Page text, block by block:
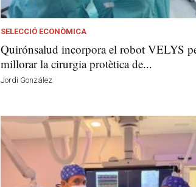
SELECCIÓ ECONÒMICA
Quirónsalud incorpora el robot VELYS
millorar la cirurgia protètica de...
Jordi González